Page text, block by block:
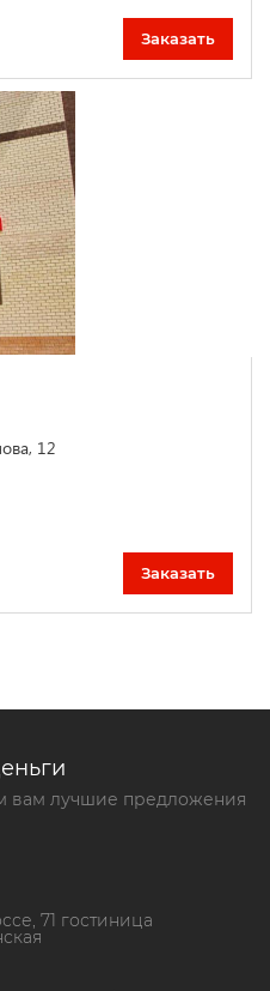
Заказать
12
Заказать
лучшие предложения
71 гостиница